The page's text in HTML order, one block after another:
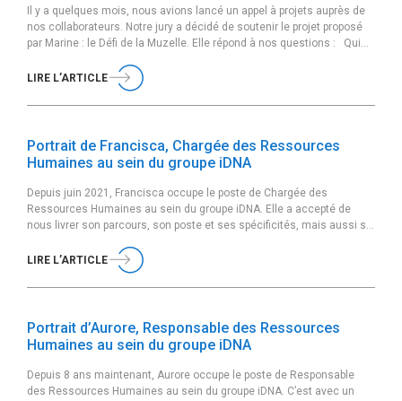
Il y a quelques mois, nous avions lancé un appel à projets auprès de
nos collaborateurs. Notre jury a décidé de soutenir le projet proposé
par Marine : le Défi de la Muzelle. Elle répond à nos questions : Qui
Marine, je viens […]
LIRE L’ARTICLE
Portrait de Francisca, Chargée des Ressources
Humaines au sein du groupe iDNA
Depuis juin 2021, Francisca occupe le poste de Chargée des
Ressources Humaines au sein du groupe iDNA. Elle a accepté de
nous livrer son parcours, son poste et ses spécificités, mais aussi sa
Francisca, j’habite en banlieue parisienne et je suis chargée des
LIRE L’ARTICLE
Portrait d’Aurore, Responsable des Ressources
Humaines au sein du groupe iDNA
Depuis 8 ans maintenant, Aurore occupe le poste de Responsable
des Ressources Humaines au sein du groupe iDNA. C’est avec un